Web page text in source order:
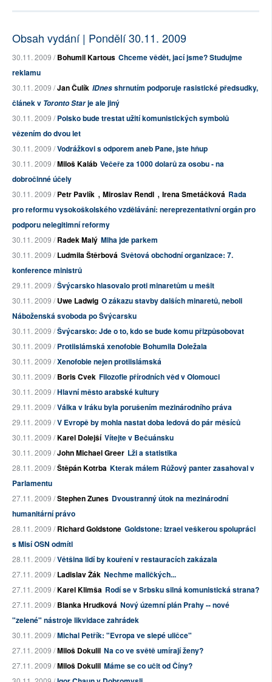
Obsah vydání | Pondělí 30.11. 2009
30.11. 2009 /Bohumil Kartous Chceme vědět, jací jsme? Studujme
reklamu
30.11. 2009 /Jan Čulík IDnesshrnutím podporuje rasistické předsudky,
článek v Toronto Starje ale jiný
30.11. 2009 /Polsko bude trestat užití komunistických symbolů
vězením do dvou let
30.11. 2009 /Vodrážkovi s odporem aneb Pane, jste hňup
30.11. 2009 /Miloš Kaláb Večeře za 1000 dolarů za osobu - na
dobročinné účely
30.11. 2009 /Petr Pavlík , Miroslav Rendl , Irena Smetáčková Rada
pro reformu vysokoškolského vzdělávání: nereprezentativní orgán pro
podporu nelegitimní reformy
30.11. 2009 /Radek Malý Mlha jde parkem
30.11. 2009 /Ludmila Štěrbová Světová obchodní organizace: 7.
konference ministrů
29.11. 2009 /Švýcarsko hlasovalo proti minaretům u mešit
30.11. 2009 /Uwe Ladwig O zákazu stavby dalších minaretů, neboli
Náboženská svoboda po Švýcarsku
30.11. 2009 /Švýcarsko: Jde o to, kdo se bude komu přizpůsobovat
30.11. 2009 /Protiislámská xenofobie Bohumila Doležala
30.11. 2009 /Xenofobie nejen protiislámská
30.11. 2009 /Boris Cvek Filozofie přírodních věd v Olomouci
30.11. 2009 /Hlavní město arabské kultury
29.11. 2009 /Válka v Iráku byla porušením mezinárodního práva
29.11. 2009 /V Evropě by mohla nastat doba ledová do pár měsíců
30.11. 2009 /Karel Dolejší Vítejte v Bečuánsku
30.11. 2009 /John Michael Greer Lži a statistika
28.11. 2009 /Štěpán Kotrba Kterak málem Růžový panter zasahoval v
Parlamentu
27.11. 2009 /Stephen Zunes Dvoustranný útok na mezinárodní
humanitární právo
28.11. 2009 /Richard Goldstone Goldstone: Izrael veškerou spolupráci
s Misí OSN odmítl
28.11. 2009 /Většina lidí by kouření v restauracích zakázala
27.11. 2009 /Ladislav Žák Nechme maličkých...
27.11. 2009 /Karel Klimša Rodí se v Srbsku silná komunistická strana?
27.11. 2009 /Blanka Hrudková Nový územní plán Prahy -- nové
"zelené" nástroje likvidace zahrádek
30.11. 2009 /Michal Petřík: "Evropa ve slepé uličce"
27.11. 2009 /Miloš Dokulil Na co ve světě umírají ženy?
27.11. 2009 /Miloš Dokulil Máme se co učit od Číny?